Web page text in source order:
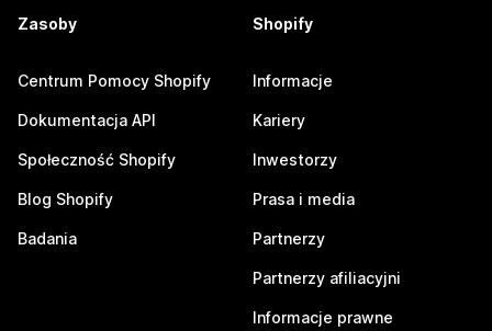
Zasoby
Centrum Pomocy Shopify
Dokumentacja API
Społeczność Shopify
Blog Shopify
Badania
Shopify
Informacje
Kariery
Inwestorzy
Prasa i media
Partnerzy
Partnerzy afiliacyjni
Informacje prawne